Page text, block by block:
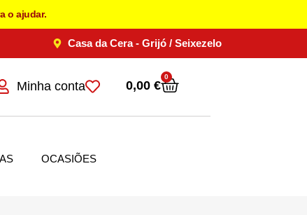
o ajudar.
Casa da Cera - Grijó / Seixezelo
Minha conta 0,00 €
0
OCASIÕES